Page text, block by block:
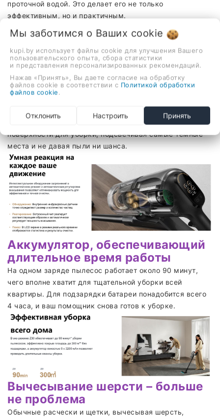
проточной водой. Это делает его не только
эффективным, но и практичным.
Вся пыль будет обнаружена
Встроенная в насадку Blue Lights Dirty Detection
подсветка обеспечивает улучшенный обзор
поверхности для уборки, подсвечивая самые темные
места и не давая пыли ни шанса.
Аккумулятор, обеспечивающий
длительное время работы
На одном заряде пылесос работает около 90 минут,
чего вполне хватит для тщательной уборки всей
квартиры. Для подзарядки батареи понадобится всего
4 часа, и ваш помощник снова готов к уборке.
Вычесывание шерсти – больше
не проблема
Обычные расчески и щетки, вычесывая шерсть,
Мы заботимся о Ваших cookie
kupi.by использует файлы cookie для улучшения Вашего
пользовательского опыта, сбора статистики
и представления персонализированных рекомендаций.
Нажав «Принять», Вы даете согласие на обработку
файлов cookie в соответствии с Политикой обработки
файлов cookie
Отклонить Настроить Принять